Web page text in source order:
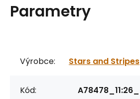
Parametry
Výrobce: Stars and Stripes
Kód: A78478_11:26_